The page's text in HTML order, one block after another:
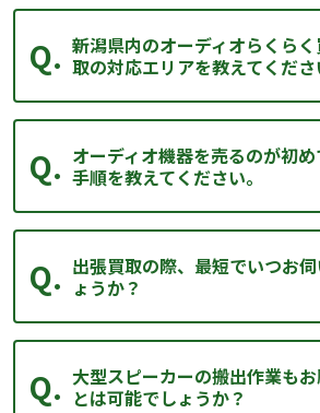
新潟県内のオーディオらくら
取の対応エリアを教えてくださ
オーディオ機器を売るのが初め
手順を教えてください。
出張買取の際、最短でいつお
ょうか？
大型スピーカーの搬出作業も
とは可能でしょうか？